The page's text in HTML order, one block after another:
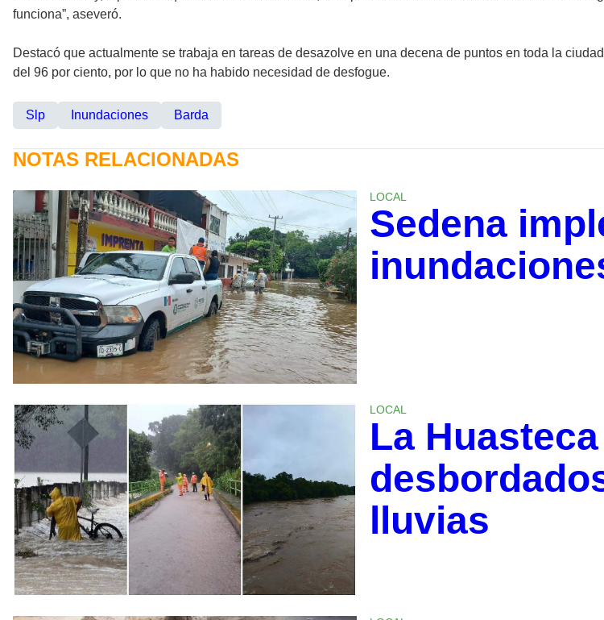
funciona”, aseveró.
Destacó que actualmente se trabaja en tareas de desazolve en una decena de puntos en toda la
del 96 por ciento, por lo que no ha habido necesidad de desfogue.
Slp Inundaciones Barda
NOTAS RELACIONADAS
LOCAL
Sedena
LOCAL
La
lluvias